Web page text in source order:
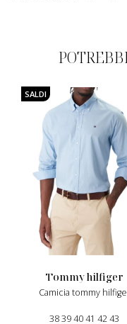
SALDI
tommy hilfiger
camicia tommy
38 39 40 41 42 43